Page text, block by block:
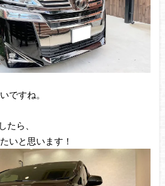
ですね。
たら、
いと思います！